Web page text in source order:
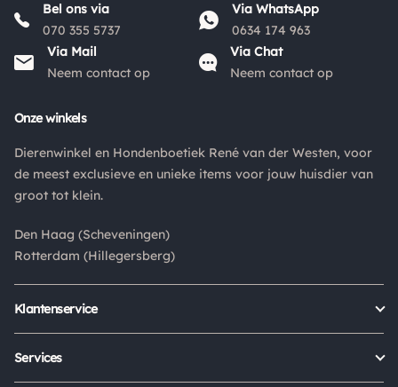
Bel ons via
070 355 5737
Via WhatsApp
0634 174 963
Via Mail
Neem contact op
Via Chat
Neem contact op
Onze winkels
Dierenwinkel en Hondenboetiek René van der Westen, voor
de meest exclusieve en unieke items voor jouw huisdier van
groot tot klein.
Den Haag (Scheveningen)
Rotterdam (Hillegersberg)
Klantenservice
Retour aanmelden
Services